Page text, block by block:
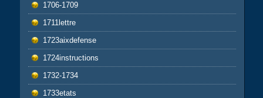
1706-1709
1711lettre
1723aixdefense
1724instructions
1732-1734
1733etats